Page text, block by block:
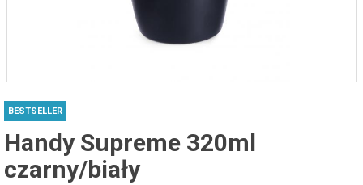
BESTSELLER
Handy Supreme 320ml
czarny/biały